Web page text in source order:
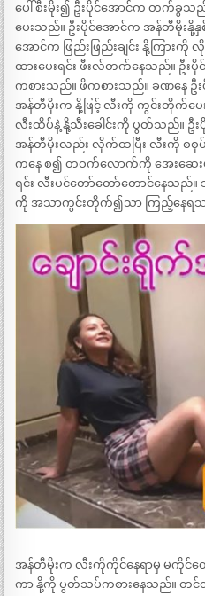
ပေါ် စီးမိုး၍ ဦးပိုင်အောင်က တက်ခွ
ပေးသည်။ ဦးပိုင်အောင်က အန်တီမိုးနို့
အောင်က ဖြည်းဖြည်းချင်း နို့ကြား
ထားပေးရင်း ဖီးလ်တက်နေသည်။ ဦးပို
ကစားသည်။ ဖိကစားသည်။ ခဏနေ ဦ
အန်တီမိုးက နို့ဖြင့် လီးကို ကွင်းတိုက်ပ
လီးထိပ်နဲ့ နို့သီးခေါင်းကို ပွတ်သည်။
အန်တီမိုးလည်း လိုက်ထပြီး လီးကို စ
ကနေ စ၍ တဝက်လောက်ကို အေးဆေး
ရင်း လီးပင်တော်တော်တောင်နေသ
ကို အသာကွင်းတိုက်၍သာ ကြည့်နေရ
အန်တီမိုးက လီးကိုကိုင်နေရာမှ မကိုင်တ
ကာ နို့ကို ပွတ်သပ်ကစားနေသည်။ တင်ထွန်